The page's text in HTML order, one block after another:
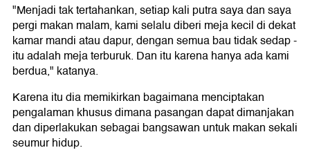
"Menjadi tak tertahankan, setiap kali putra saya dan saya
pergi makan malam, kami selalu diberi meja kecil di dekat
kamar mandi atau dapur, dengan semua bau tidak sedap -
itu adalah meja terburuk. Dan itu karena hanya ada kami
berdua," katanya.
Karena itu dia memikirkan bagaimana menciptakan
pengalaman khusus dimana pasangan dapat dimanjakan
dan diperlakukan sebagai bangsawan untuk makan sekali
seumur hidup.